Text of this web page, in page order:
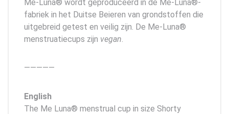
Me-Luna® wordt geproduceerd in de Me-Luna®-
fabriek in het Duitse Beieren van grondstoffen die
uitgebreid getest en veilig zijn. De Me-Luna®
menstruatiecups zijn vegan.
—————
English
The Me Luna® menstrual cup in size Shorty